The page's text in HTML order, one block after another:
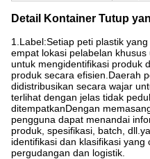
Detail Kontainer Tutup
1.Label:Setiap peti plastik
empat lokasi pelabelan
untuk mengidentifikasi produk
produk secara efisien.Daerah
didistribusikan secara wajar
terlihat dengan jelas tidak
ditempatkanDengan
pengguna dapat menandai
produk, spesifikasi, batch,
identifikasi dan klasifikasi yang
pergudangan dan logistik.